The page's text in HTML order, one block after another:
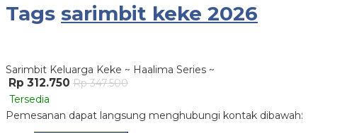
Tags sarimbit keke 2026
Sarimbit Keluarga Keke ~ Haalima Series ~
Rp 312.750 Rp 347.500
Tersedia
Pemesanan dapat langsung menghubungi kontak dibawah: